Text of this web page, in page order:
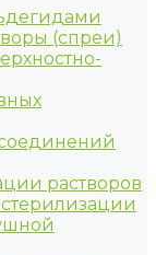
(спреи)
растворов